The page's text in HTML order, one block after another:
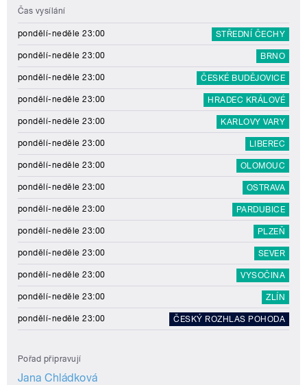
Čas vysílání
pondělí-neděle 23:00 STŘEDNÍ ČECHY
pondělí-neděle 23:00 BRNO
pondělí-neděle 23:00 ČESKÉ BUDĚJOVICE
pondělí-neděle 23:00 HRADEC KRÁLOVÉ
pondělí-neděle 23:00 KARLOVY VARY
pondělí-neděle 23:00 LIBEREC
pondělí-neděle 23:00 OLOMOUC
pondělí-neděle 23:00 OSTRAVA
pondělí-neděle 23:00 PARDUBICE
pondělí-neděle 23:00 PLZEŇ
pondělí-neděle 23:00 SEVER
pondělí-neděle 23:00 VYSOČINA
pondělí-neděle 23:00 ZLÍN
pondělí-neděle 23:00 ČESKÝ ROZHLAS POHODA
Pořad připravují
Jana Chládková